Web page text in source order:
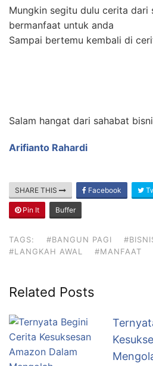
Mungkin segitu dulu cerita dari
bermanfaat untuk anda
Sampai bertemu kembali di
Salam hangat dari sahabat
Arifianto Rahardi
SHARE THIS Facebook
Pin It Buffer
TAGS: #BANGUN PAGI
#LANGKAH AWAL
#MANFAAT
Related Posts